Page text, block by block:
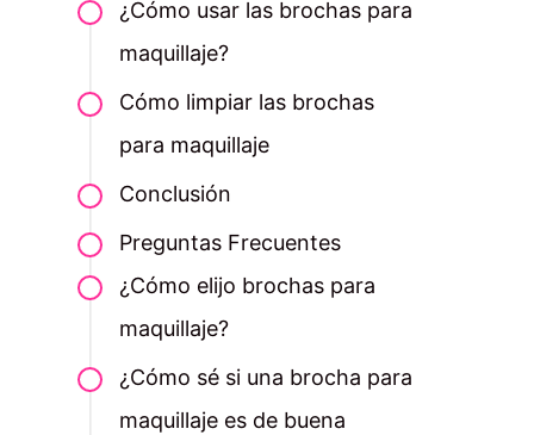
¿Cómo usar las brochas para
maquillaje?
Cómo limpiar las brochas
para maquillaje
Conclusión
Preguntas Frecuentes
¿Cómo elijo brochas para
maquillaje?
¿Cómo sé si una brocha para
maquillaje es de buena